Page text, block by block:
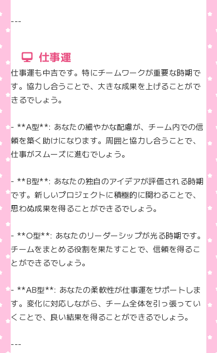
---
仕事運
仕事運も中吉です。特にチームワークが重要な時期で
す。協力し合うことで、大きな成果を上げることがで
きるでしょう。
- **A型**: あなたの細やかな配慮が、チーム内での信
頼を築く助けになります。周囲と協力し合うことで、
仕事がスムーズに進むでしょう。
- **B型**: あなたの独自のアイデアが評価される時期
です。新しいプロジェクトに積極的に関わることで、
思わぬ成果を得ることができるでしょう。
- **O型**: あなたのリーダーシップが光る時期です。
チームをまとめる役割を果たすことで、信頼を得るこ
とができるでしょう。
- **AB型**: あなたの柔軟性が仕事運をサポートしま
す。変化に対応しながら、チーム全体を引っ張ってい
くことで、良い結果を得ることができるでしょう。
---